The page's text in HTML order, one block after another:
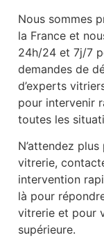
Nous sommes
la France et
24h/24 et 7j/7
demandes de
d’experts
pour intervenir
toutes les
N’attendez
vitrerie,
intervention
là pour
vitrerie et pour
supérieure.